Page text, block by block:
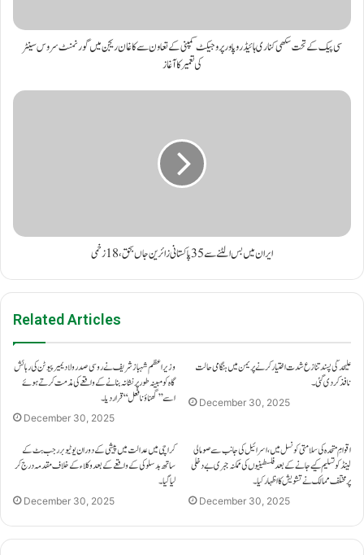
سی پیک کے تحت سکھی کناری ہائیڈرو پاور پروجیکٹ کمپنی کے تعاون سے کاغان ریجن میں گورنمنٹ سروس سینٹر
کی تعمیر کا آغاز
ایران میں بس الٹنے سے 35 پاکستانی زائرین جاں بحق، 18 زخمی
Related Articles
وزیراعظم شہباز شریف نے روسی صدر ولادیمیر پیوٹن کی رہائش
گاہ کو مبینہ طور پر نشانہ بنانے کے واقعے کی مذمت کرتے ہوئے
اسے ’’گھناؤنا فعل‘‘ قرار دیا۔
December 30, 2025
علیحدگی پسند تنازع شدت اختیار کرنے پر یمن میں ہنگامی حالت
نافذ کر دی گئی۔
December 30, 2025
کراچی میں عدالت میں پیشی کے دوران یوٹیوبر رجب بٹ کے
ساتھ بدسلوکی کے واقعے کے بعد وکلاء کے خلاف مقدمہ درج کر
لیا گیا۔
December 30, 2025
اقوامِ متحدہ کی سلامتی کونسل میں، اسرائیل کی جانب سے صومالی
لینڈ کو تسلیم کیے جانے کے بعد فلسطینیوں کی ممکنہ جبری بے دخلی
پر مختلف ممالک نے تشویش کا اظہار کیا۔
December 30, 2025